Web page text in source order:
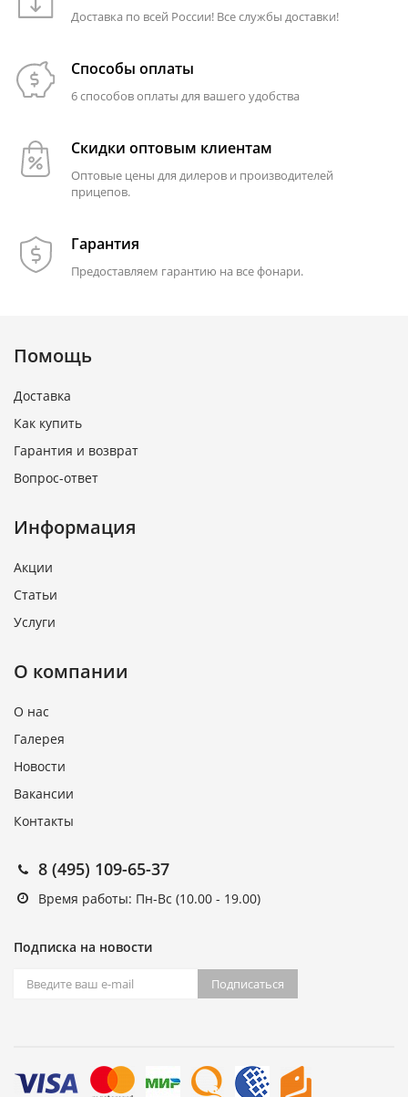
Доставка по всей России! Все службы доставки!
Способы оплаты
6 способов оплаты для вашего удобства
Скидки оптовым клиентам
Оптовые цены для дилеров и производителей
прицепов.
Гарантия
Предоставляем гарантию на все фонари.
Помощь
Доставка
Как купить
Гарантия и возврат
Вопрос-ответ
Информация
Акции
Статьи
Услуги
О компании
О нас
Галерея
Новости
Вакансии
Контакты
8 (495) 109-65-37
Время работы: Пн-Вс (10.00 - 19.00)
Подписка на новости
Подписаться